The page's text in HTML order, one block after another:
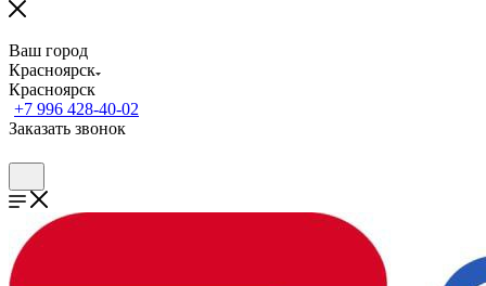
Ваш город
Красноярск
Красноярск
+7 996 428-40-02
Заказать звонок